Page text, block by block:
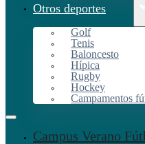
Otros deportes
Golf
Tenis
Baloncesto
Hípica
Rugby
Hockey
Campamentos
Campus Verano